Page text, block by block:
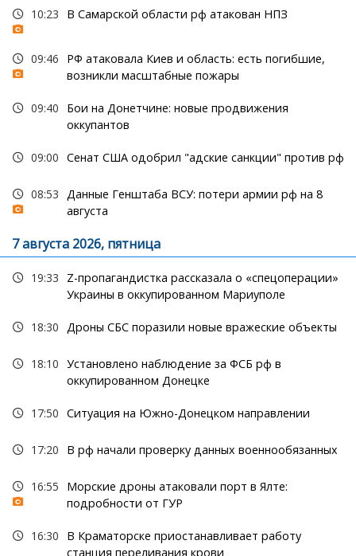
10:23 В Самарской области рф атакован НПЗ
09:46
РФ атаковала Киев и область: есть погибшие,
возникли масштабные пожары
09:40
Бои на Донетчине: новые продвижения
оккупантов
09:00 Сенат США одобрил "адские санкции" против рф
08:53
Данные Генштаба ВСУ: потери армии рф на 8
августа
7 августа 2026, пятница
19:33
Z-пропагандистка рассказала о «спецоперации»
Украины в оккупированном Мариуполе
18:30 Дроны СБС поразили новые вражеские объекты
18:10 Установлено наблюдение за ФСБ рф в
оккупированном Донецке
17:50 Ситуация на Южно-Донецком направлении
17:20 В рф начали проверку данных военнообязанных
16:55
Морские дроны атаковали порт в Ялте:
подробности от ГУР
16:30
В Краматорске приостанавливает работу
станция переливания крови